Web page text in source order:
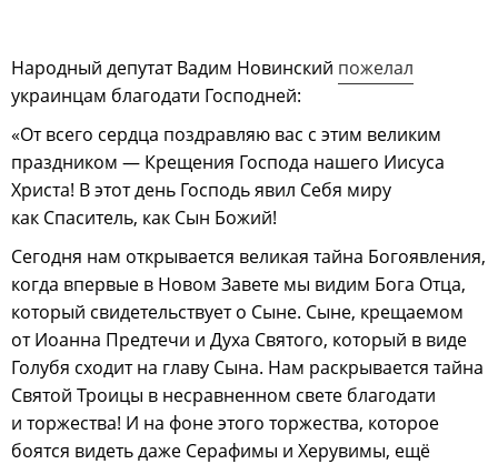
Народный депутат Вадим Новинский пожелал
украинцам благодати Господней:
«От всего сердца поздравляю вас с этим великим
праздником — Крещения Господа нашего Иисуса
Христа! В этот день Господь явил Себя миру
как Спаситель, как Сын Божий!
Сегодня нам открывается великая тайна Богоявления,
когда впервые в Новом Завете мы видим Бога Отца,
который свидетельствует о Сыне. Сыне, крещаемом
от Иоанна Предтечи и Духа Святого, который в виде
Голубя сходит на главу Сына. Нам раскрывается тайна
Святой Троицы в несравненном свете благодати
и торжества! И на фоне этого торжества, которое
боятся видеть даже Серафимы и Херувимы, ещё